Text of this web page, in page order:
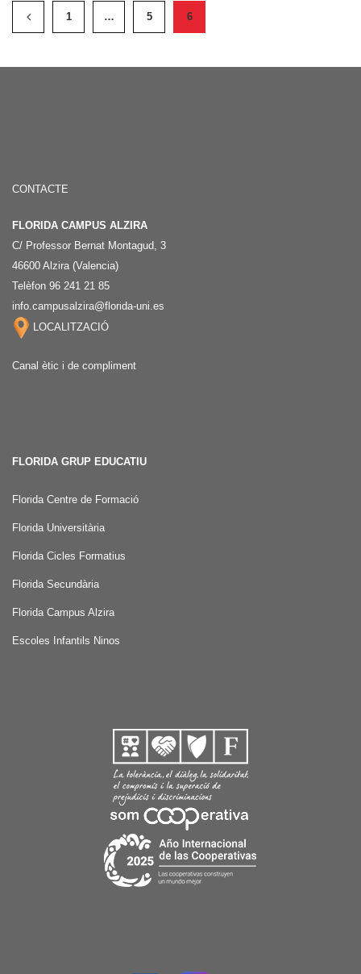
1 … 5 6
CONTACTE
FLORIDA CAMPUS ALZIRA
C/ Professor Bernat Montagud, 3
46600 Alzira (Valencia)
Telèfon 96 241 21 85
info.campusalzira@florida-uni.es
LOCALITZACIÓ
Canal ètic i de compliment
FLORIDA GRUP EDUCATIU
Florida Centre de Formació
Florida Universitària
Florida Cicles Formatius
Florida Secundària
Florida Campus Alzira
Escoles Infantils Ninos